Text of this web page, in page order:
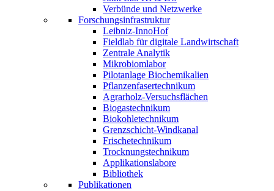
Verbünde und Netzwerke
Forschungsinfrastruktur
Leibniz-InnoHof
Fieldlab für digitale Landwirtschaft
Zentrale Analytik
Mikrobiomlabor
Pilotanlage Biochemikalien
Pflanzenfasertechnikum
Agrarholz-Versuchsflächen
Biogastechnikum
Biokohletechnikum
Grenzschicht-Windkanal
Frischetechnikum
Trocknungstechnikum
Applikationslabore
Bibliothek
Publikationen